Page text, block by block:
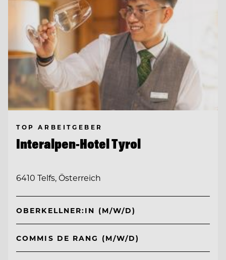
TOP ARBEITGEBER
Interalpen-Hotel Tyrol
6410 Telfs, Österreich
OBERKELLNER:IN (M/W/D)
COMMIS DE RANG (M/W/D)